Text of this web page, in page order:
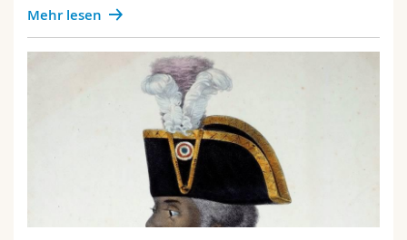
Mehr lesen